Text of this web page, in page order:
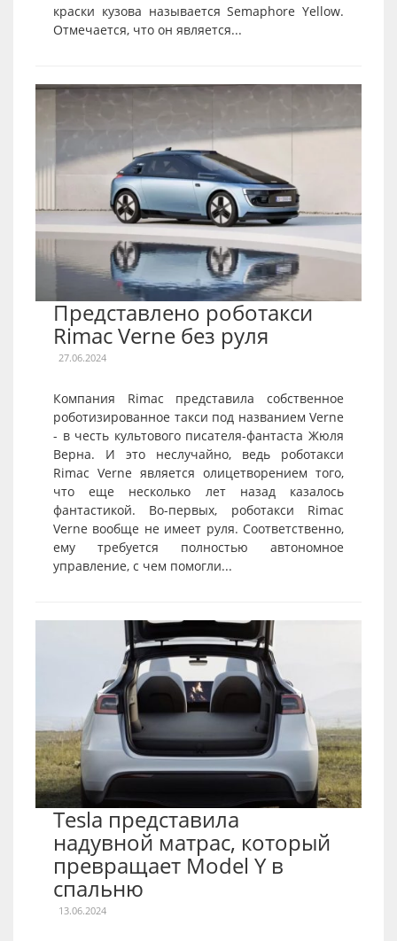
краски кузова называется Semaphore Yellow.
Отмечается, что он является...
Представлено роботакси
Rimac Verne без руля
27.06.2024
Компания Rimac представила собственное
роботизированное такси под названием Verne
- в честь культового писателя-фантаста Жюля
Верна. И это неслучайно, ведь роботакси
Rimac Verne является олицетворением того,
что еще несколько лет назад казалось
фантастикой. Во-первых, роботакси Rimac
Verne вообще не имеет руля. Соответственно,
ему требуется полностью автономное
управление, с чем помогли...
Tesla представила
надувной матрас, который
превращает Model Y в
спальню
13.06.2024